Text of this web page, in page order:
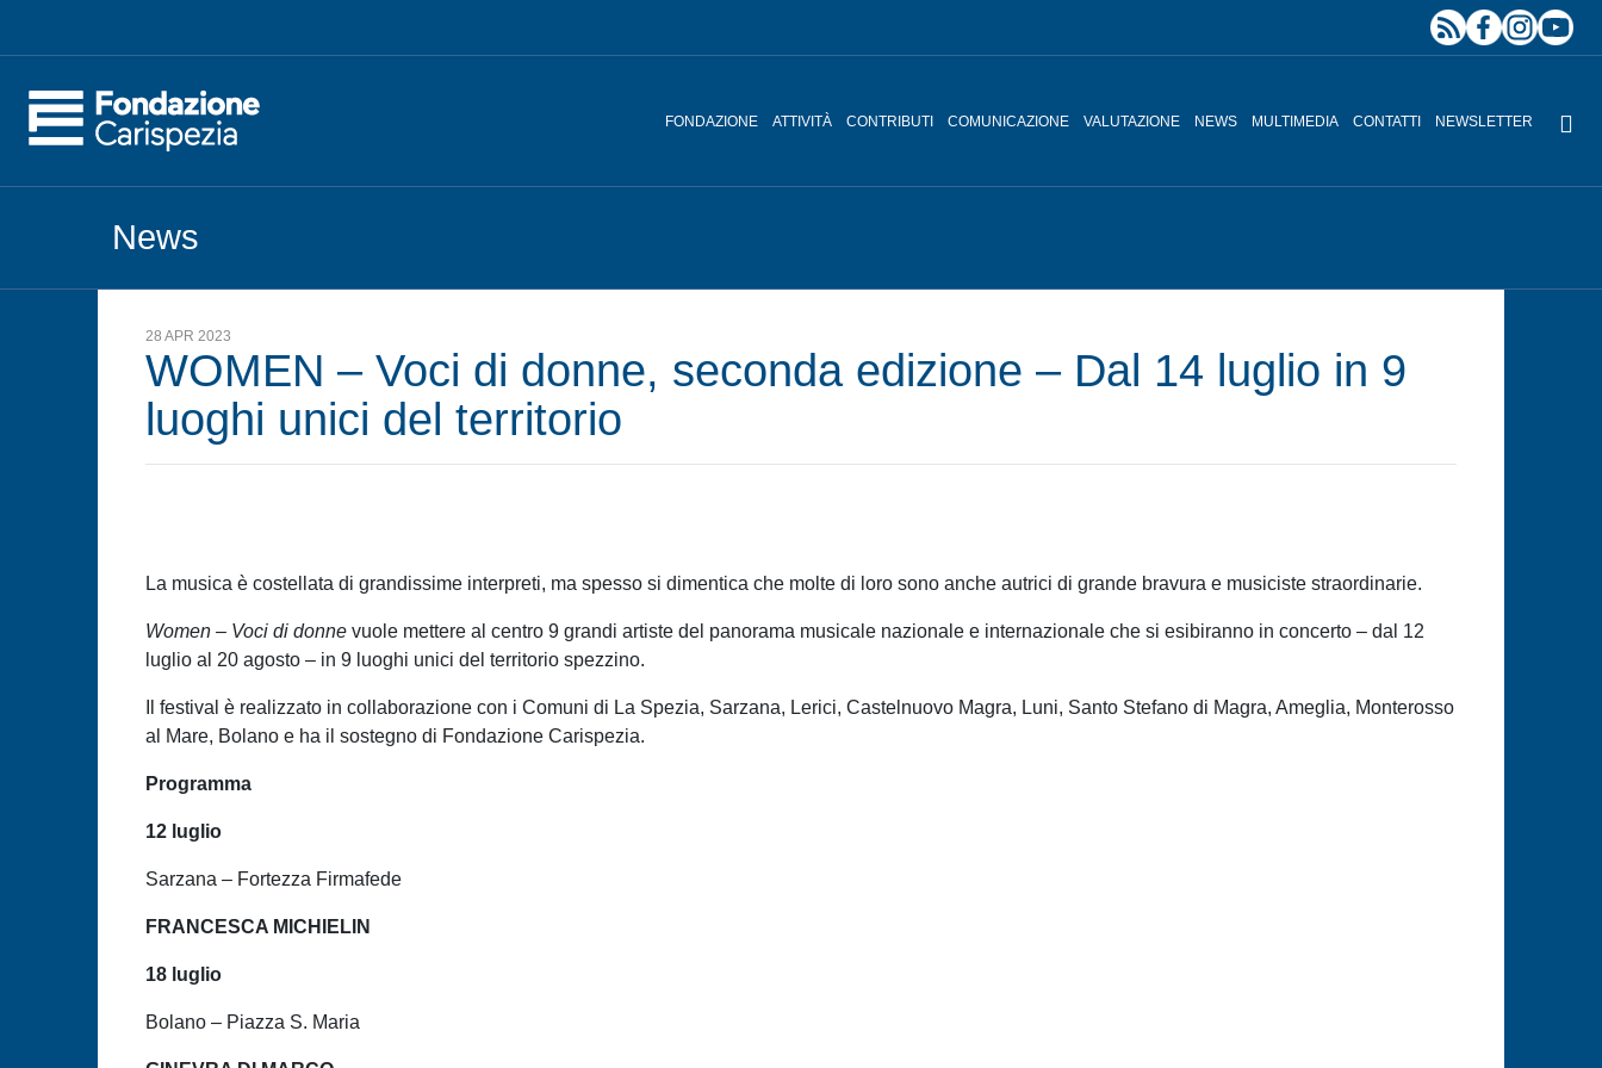
FONDAZIONE ATTIVITÀ CONTRIBUTI COMUNICAZIONE VALUTAZIONE NEWS MULTIMEDIA CONTATTI NEWSLETTER
News
28 APR 2023
WOMEN – Voci di donne, seconda edizione – Dal 14 luglio in 9
luoghi unici del territorio
La musica è costellata di grandissime interpreti, ma spesso si dimentica che molte di loro sono anche autrici di grande bravura e musiciste straordinarie.
Women – Voci di donne vuole mettere al centro 9 grandi artiste del panorama musicale nazionale e internazionale che si esibiranno in concerto – dal 12
luglio al 20 agosto – in 9 luoghi unici del territorio spezzino.
Il festival è realizzato in collaborazione con i Comuni di La Spezia, Sarzana, Lerici, Castelnuovo Magra, Luni, Santo Stefano di Magra, Ameglia, Monterosso
al Mare, Bolano e ha il sostegno di Fondazione Carispezia.
Programma
12 luglio
Sarzana – Fortezza Firmafede
FRANCESCA MICHIELIN
18 luglio
Bolano – Piazza S. Maria